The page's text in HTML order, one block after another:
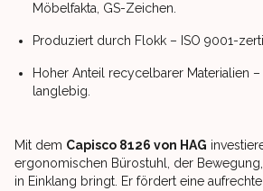
Möbelfakta, GS-Zeichen.
Produziert durch Flokk – ISO 9001-
Hoher Anteil recycelbarer Materialien
langlebig.
Mit dem Capisco 8126 von HAG
ergonomischen Bürostuhl, der
in Einklang bringt. Er fördert eine